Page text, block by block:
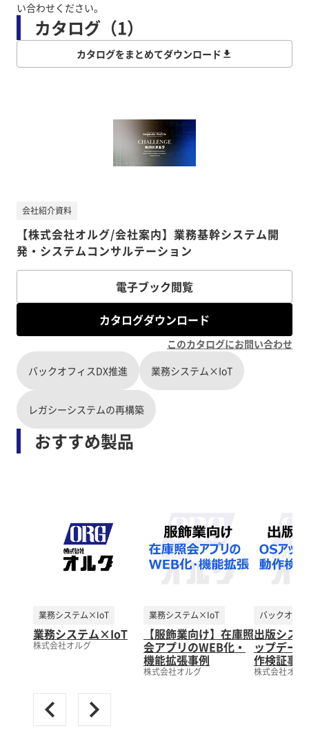
い合わせください。
カタログ（1）
カタログをまとめてダウンロード
【株式会社オルグ/会社案内】業務基幹システム開
発・システムコンサルテーション
会社紹介資料
電子ブック閲覧
カタログダウンロード
このカタログにお問い合わせ
バックオフィスDX推進
業務システム×IoT
レガシーシステムの再構築
おすすめ製品
業務システム×IoT
業務システム×IoT
株式会社オルグ
業務システム×IoT
【服飾業向け】在庫照
会アプリのWEB化・
機能拡張事例
株式会社オルグ
バックオフ
出版シス
ップデー
作検証事例
株式会社オル